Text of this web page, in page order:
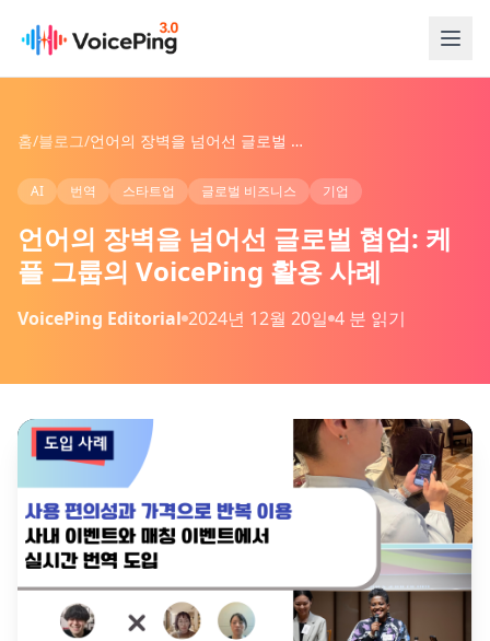
홈/블로그/ 언어의 장벽을 넘어선 글로벌 협업: 케플 그룹의 VoicePing 활용 사례
AI 번역 스타트업 글로벌 비즈니스 기업
언어의 장벽을 넘어선 글로벌 협업: 케
플 그룹의 VoicePing 활용 사례
VoicePing Editorial 2024년 12월 20일 4 분 읽기